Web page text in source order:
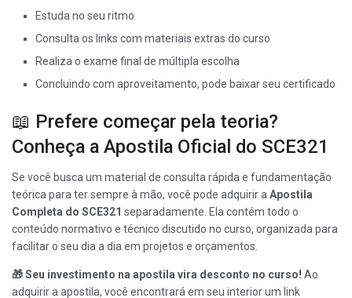
Estuda no seu ritmo
Consulta os links com materiais extras do curso
Realiza o exame final de múltipla escolha
Concluindo com aproveitamento, pode baixar seu certificado
📖 Prefere começar pela teoria?
Conheça a Apostila Oficial do SCE321
Se você busca um material de consulta rápida e fundamentação
teórica para ter sempre à mão, você pode adquirir a Apostila
Completa do SCE321 separadamente. Ela contém todo o
conteúdo normativo e técnico discutido no curso, organizada para
facilitar o seu dia a dia em projetos e orçamentos.
🎁 Seu investimento na apostila vira desconto no curso! Ao
adquirir a apostila, você encontrará em seu interior um link